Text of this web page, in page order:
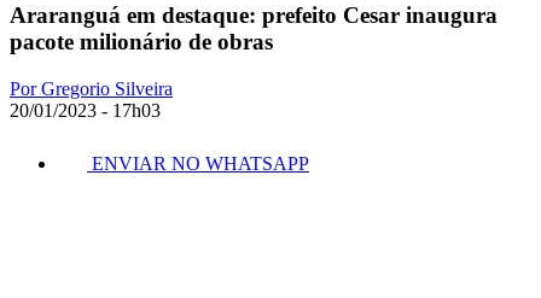
Araranguá em destaque: prefeito Cesar inaugura
pacote milionário de obras
Por Gregorio Silveira
20/01/2023 - 17h03
ENVIAR NO WHATSAPP